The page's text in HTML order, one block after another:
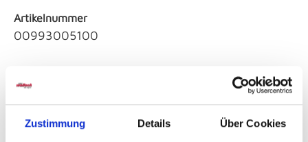
Zustimmung Details Über Cookies
Artikelnummer
00993005100
ca. 17,6 cm
Höhe